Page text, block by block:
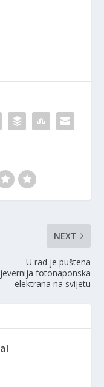
NEXT
U rad je puštena
fotonaponska
elektrana na svijetu